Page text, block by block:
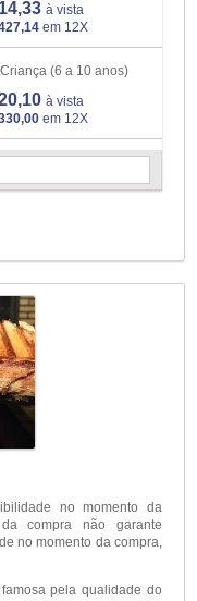
à vista
em 12X
(6 a 10 anos)
à vista
em 12X
no momento da
compra não garante
no momento da compra,
pela qualidade do